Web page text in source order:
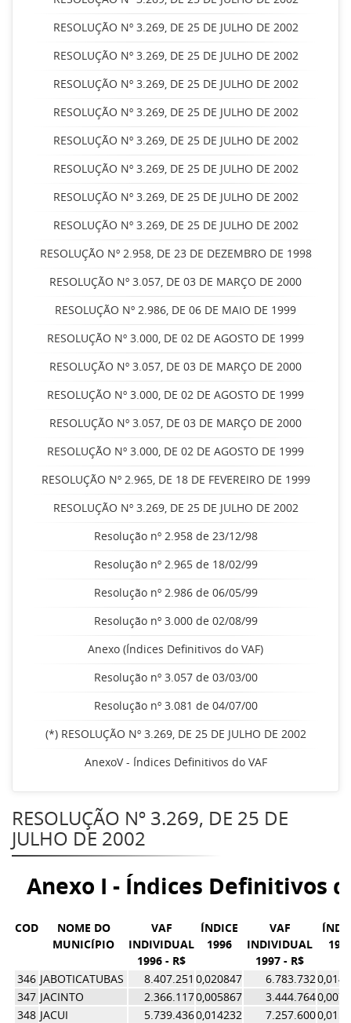
RESOLUÇÃO Nº 3.269, DE 25 DE JULHO DE 2002
RESOLUÇÃO Nº 3.269, DE 25 DE JULHO DE 2002
RESOLUÇÃO Nº 3.269, DE 25 DE JULHO DE 2002
RESOLUÇÃO Nº 3.269, DE 25 DE JULHO DE 2002
RESOLUÇÃO Nº 3.269, DE 25 DE JULHO DE 2002
RESOLUÇÃO Nº 3.269, DE 25 DE JULHO DE 2002
RESOLUÇÃO Nº 3.269, DE 25 DE JULHO DE 2002
RESOLUÇÃO Nº 3.269, DE 25 DE JULHO DE 2002
RESOLUÇÃO Nº 2.958, DE 23 DE DEZEMBRO DE 1998
RESOLUÇÃO Nº 3.057, DE 03 DE MARÇO DE 2000
RESOLUÇÃO Nº 2.986, DE 06 DE MAIO DE 1999
RESOLUÇÃO Nº 3.000, DE 02 DE AGOSTO DE 1999
RESOLUÇÃO Nº 3.057, DE 03 DE MARÇO DE 2000
RESOLUÇÃO Nº 3.000, DE 02 DE AGOSTO DE 1999
RESOLUÇÃO Nº 3.057, DE 03 DE MARÇO DE 2000
RESOLUÇÃO Nº 3.000, DE 02 DE AGOSTO DE 1999
RESOLUÇÃO Nº 2.965, DE 18 DE FEVEREIRO DE 1999
RESOLUÇÃO Nº 3.269, DE 25 DE JULHO DE 2002
Resolução nº 2.958 de 23/12/98
Resolução nº 2.965 de 18/02/99
Resolução nº 2.986 de 06/05/99
Resolução nº 3.000 de 02/08/99
Anexo (Índices Definitivos do VAF)
Resolução nº 3.057 de 03/03/00
Resolução nº 3.081 de 04/07/00
(*) RESOLUÇÃO Nº 3.269, DE 25 DE JULHO DE 2002
AnexoV - Índices Definitivos do VAF
RESOLUÇÃO Nº 3.269, DE 25 DE
JULHO DE 2002
Anexo I - Índices Definitivos
COD
NOME DO
MUNICÍPIO
VAF
INDIVIDUAL
1996 - R$
ÍNDICE
1996
VAF
INDIVIDUAL
1997 - R$
346 JABOTICATUBAS 8.407.251 0,020847 6.783.732
347 JACINTO 2.366.1170,005867 3.444.764
348 JACUI 5.739.4360,014232 7.257.600